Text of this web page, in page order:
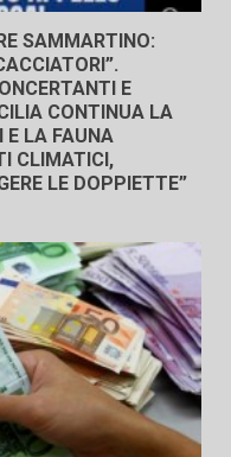
SAMMARTINO:
E
CONTINUA LA
E LA FAUNA
CLIMATICI,
LE DOPPIETTE”